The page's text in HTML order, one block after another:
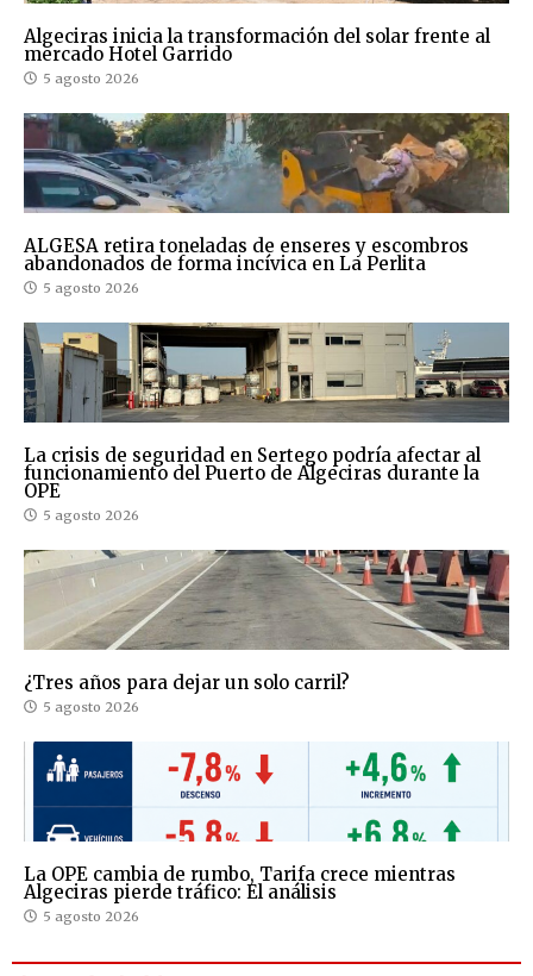
Algeciras inicia la transformación del solar frente al
mercado Hotel Garrido
5 agosto 2026
ALGESA retira toneladas de enseres y escombros
abandonados de forma incívica en La Perlita
5 agosto 2026
La crisis de seguridad en Sertego podría afectar al
funcionamiento del Puerto de Algeciras durante la
OPE
5 agosto 2026
¿Tres años para dejar un solo carril?
5 agosto 2026
La OPE cambia de rumbo, Tarifa crece mientras
Algeciras pierde tráfico: El análisis
5 agosto 2026